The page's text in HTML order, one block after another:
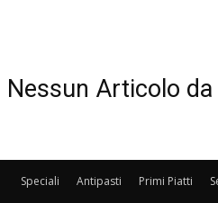
Nessun Articolo
Speciali Antipasti Primi Piatti